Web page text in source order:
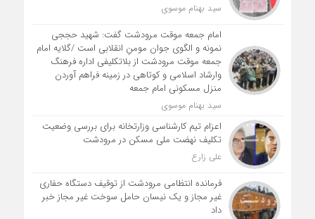
سید بهنام موسوی
امام جمعه موقت مرودشت گفت: شهید حججی
نمونه و الگوی جوان مومنِ انقلابی است /گلایه امام
جمعه موقت مرودشت از بلاتکلیفی اداره فرهنگ
وارشاد اسلامی و کوتاهی در زمینه فراهم آوردن
منزل مسکونی امام جمعه
سید بهنام موسوی
اعزام تیم کارشناسی وزارتخانه برای بررسی وضعیت
تکلیف نهضت ملی مسکن در مرودشت
علی زارع
فرمانده انتظامی مرودشت از توقیف دستگاه حفاری
غیر مجاز و یک نیسان حامل سوخت غیر مجاز خبر
داد